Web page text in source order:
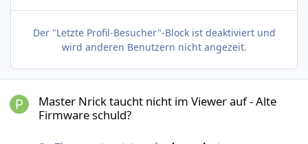
Der "Letzte Profil-Besucher"-Block ist deaktiviert und
wird anderen Benutzern nicht angezeit.
Master Nrick taucht nicht im Viewer auf - Alte
Firmware schuld?